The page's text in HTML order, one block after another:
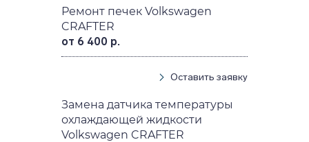
Ремонт печек Volkswagen
CRAFTER
от 6 400 р.
Оставить заявку
Замена датчика температуры
охлаждающей жидкости
Volkswagen CRAFTER